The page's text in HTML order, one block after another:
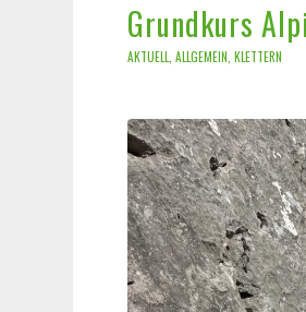
Grundkurs
AKTUELL ,ALLGEMEIN ,KLETTERN